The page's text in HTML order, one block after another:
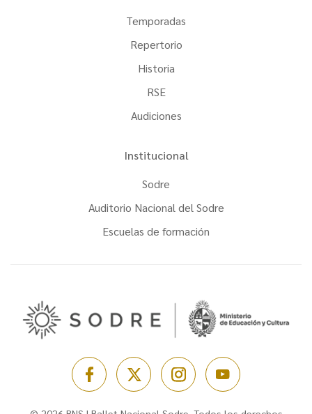
Temporadas
Repertorio
Historia
RSE
Audiciones
Institucional
Sodre
Auditorio Nacional del Sodre
Escuelas de formación